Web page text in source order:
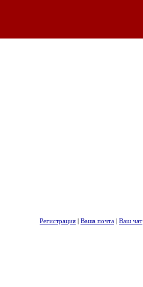
Регистрация | Ваша почта | Ваш чат